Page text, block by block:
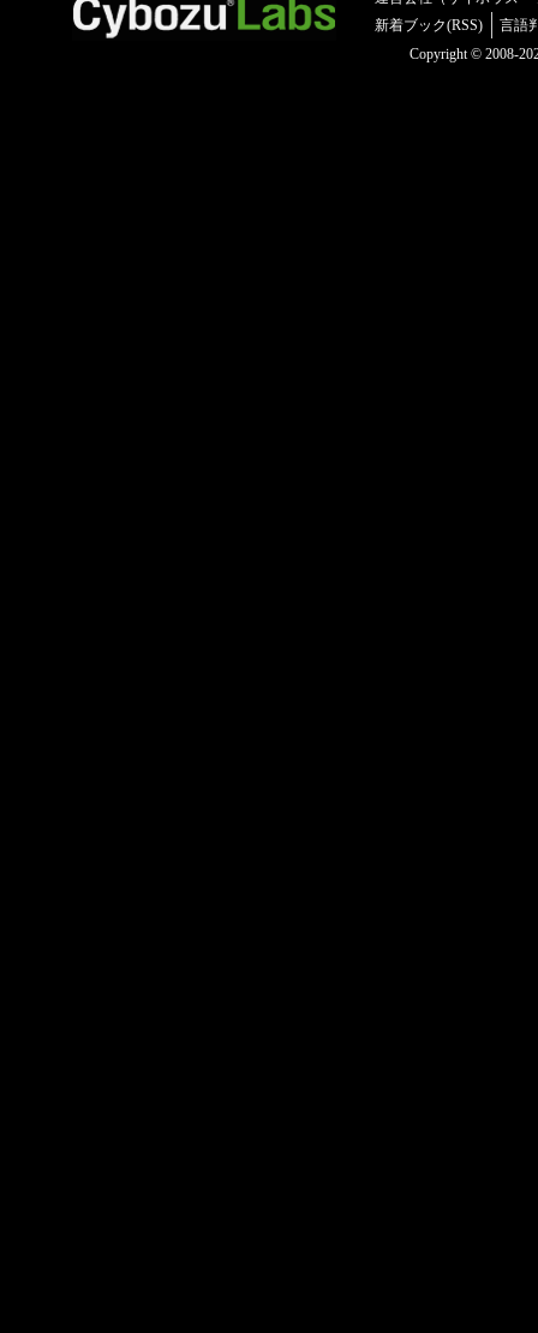
新着ブック(RSS)
言語
Copyright © 2008-